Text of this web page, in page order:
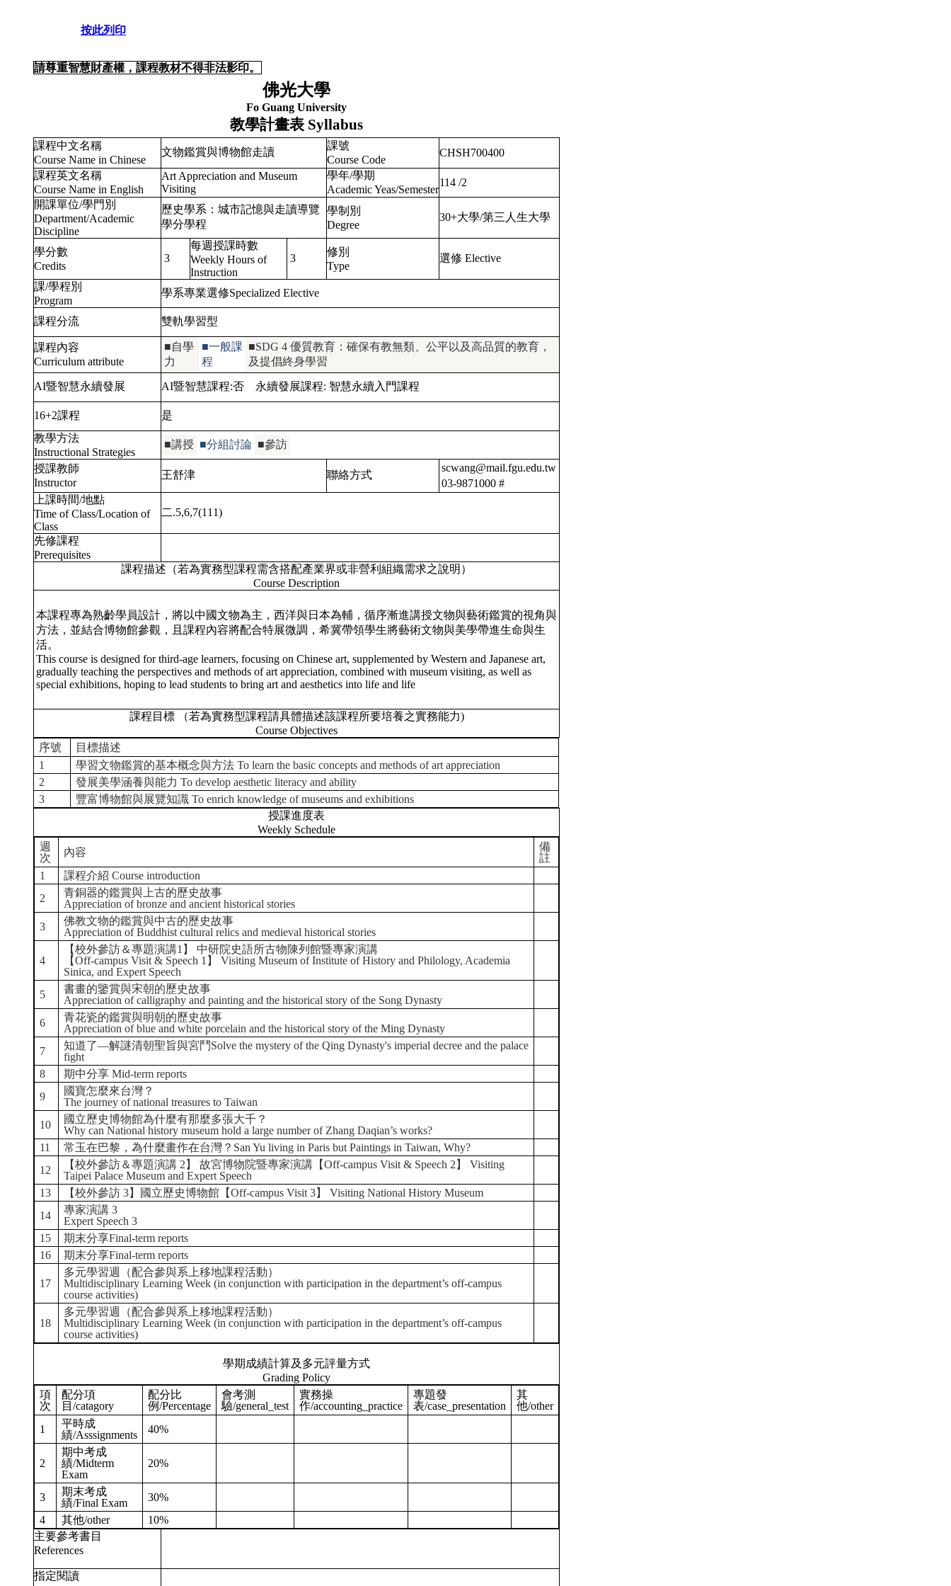
按此列印
請尊重智慧財產權，課程教材不得非法影印。
佛光大學
Fo Guang University
教學計畫表 Syllabus
課程中文名稱
Course Name in Chinese
文物鑑賞與博物館走讀
課號
Course Code
CHSH700400
課程英文名稱
Course Name in English
Art Appreciation and Museum
Visiting
學年/學期
Academic Yeas/Semester
114 /2
開課單位/學門別
Department/Academic
Discipline
歷史學系：城市記憶與走讀導覽
學分學程
學制別
Degree
30+大學/第三人生大學
學分數
Credits
3
每週授課時數
Weekly Hours of
Instruction
3
修別
Type
選修 Elective
課/學程別
Program
學系專業選修Specialized Elective
課程分流 雙軌學習型
課程內容
Curriculum attribute
■自學
力
■一般課
程
■SDG 4 優質教育：確保有教無類、公平以及高品質的教育，
及提倡終身學習
AI暨智慧永續發展 AI暨智慧課程:否 永續發展課程: 智慧永續入門課程
16+2課程
是
教學方法
Instructional Strategies
■講授 ■分組討論 ■參訪
授課教師
Instructor
王舒津 聯絡方式
scwang@mail.fgu.edu.tw
03-9871000 #
上課時間/地點
Time of Class/Location of
Class
二.5,6,7(111)
先修課程
Prerequisites
課程描述（若為實務型課程需含搭配產業界或非營利組織需求之說明）
Course Description
本課程專為熟齡學員設計，將以中國文物為主，西洋與日本為輔，循序漸進講授文物與藝術鑑賞的視角與
方法，並結合博物館參觀，且課程內容將配合特展微調，希冀帶領學生將藝術文物與美學帶進生命與生
活。
This course is designed for third-age learners, focusing on Chinese art, supplemented by Western and Japanese art,
gradually teaching the perspectives and methods of art appreciation, combined with museum visiting, as well as
special exhibitions, hoping to lead students to bring art and aesthetics into life and life
課程目標 （若為實務型課程請具體描述該課程所要培養之實務能力)
Course Objectives
序號
目標描述
1
學習文物鑑賞的基本概念與方法 To learn the basic concepts and methods of art appreciation
2
發展美學涵養與能力 To develop aesthetic literacy and ability
3
豐富博物館與展覽知識 To enrich knowledge of museums and exhibitions
授課進度表
Weekly Schedule
週
次
內容
備
註
1
課程介紹 Course introduction
2
青銅器的鑑賞與上古的歷史故事
Appreciation of bronze and ancient historical stories
3
佛教文物的鑑賞與中古的歷史故事
Appreciation of Buddhist cultural relics and medieval historical stories
4
【校外參訪＆專題演講1】 中研院史語所古物陳列館暨專家演講
【Off-campus Visit & Speech 1】 Visiting Museum of Institute of History and Philology, Academia
Sinica, and Expert Speech
5
書畫的鑒賞與宋朝的歷史故事
Appreciation of calligraphy and painting and the historical story of the Song Dynasty
6
青花瓷的鑑賞與明朝的歷史故事
Appreciation of blue and white porcelain and the historical story of the Ming Dynasty
7
知道了—解謎清朝聖旨與宮鬥Solve the mystery of the Qing Dynasty's imperial decree and the palace
fight
8
期中分享 Mid-term reports
9
國寶怎麼來台灣？
The journey of national treasures to Taiwan
10
國立歷史博物館為什麼有那麼多張大千？
Why can National history museum hold a large number of Zhang Daqian’s works?
11
常玉在巴黎，為什麼畫作在台灣？San Yu living in Paris but Paintings in Taiwan, Why?
12
【校外參訪＆專題演講 2】 故宮博物院暨專家演講【Off-campus Visit & Speech 2】 Visiting
Taipei Palace Museum and Expert Speech
13
【校外參訪 3】國立歷史博物館【Off-campus Visit 3】 Visiting National History Museum
14
專家演講 3
Expert Speech 3
15
期末分享Final-term reports
16
期末分享Final-term reports
17
多元學習週（配合參與系上移地課程活動）
Multidisciplinary Learning Week (in conjunction with participation in the department’s off-campus
course activities)
18
多元學習週（配合參與系上移地課程活動）
Multidisciplinary Learning Week (in conjunction with participation in the department’s off-campus
course activities)
學期成績計算及多元評量方式
Grading Policy
項
次
配分項
目/catagory
配分比
例/Percentage
會考測
驗/general_test
實務操
作/accounting_practice
專題發
表/case_presentation
其
他/other
1
平時成
績/Asssignments
40%
2
期中考成
績/Midterm
Exam
20%
3
期末考成
績/Final Exam
30%
4
其他/other
10%
主要參考書目
References
指定閱讀